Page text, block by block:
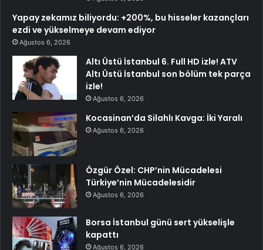
Yapay zekamız biliyordu: +200%, bu hisseler kazançları
ezdi ve yükselmeye devam ediyor
Ağustos 6, 2026
Altı Üstü İstanbul 6. Full HD izle! ATV
Altı Üstü İstanbul son bölüm tek parça
izle!
Ağustos 6, 2026
Kocasinan’da Silahlı Kavga: İki Yaralı
Ağustos 6, 2026
Özgür Özel: CHP’nin Mücadelesi
Türkiye’nin Mücadelesidir
Ağustos 6, 2026
Borsa İstanbul günü sert yükselişle
kapattı
Ağustos 6, 2026